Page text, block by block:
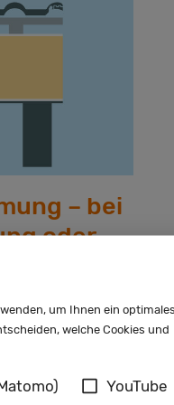
um Ihnen ein optimales
welche Cookies und
YouTube
– bei
oder
und
Sie gilt
Das